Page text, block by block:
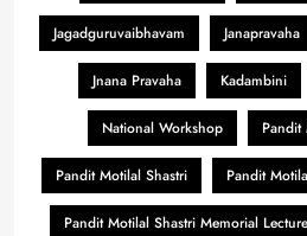
Jagadguruvaibhavam Janapravaha
Jnana Pravaha Kadambini
National Workshop
Pandit Motilal Shastri Pandit
Pandit Motilal Shastri Memorial